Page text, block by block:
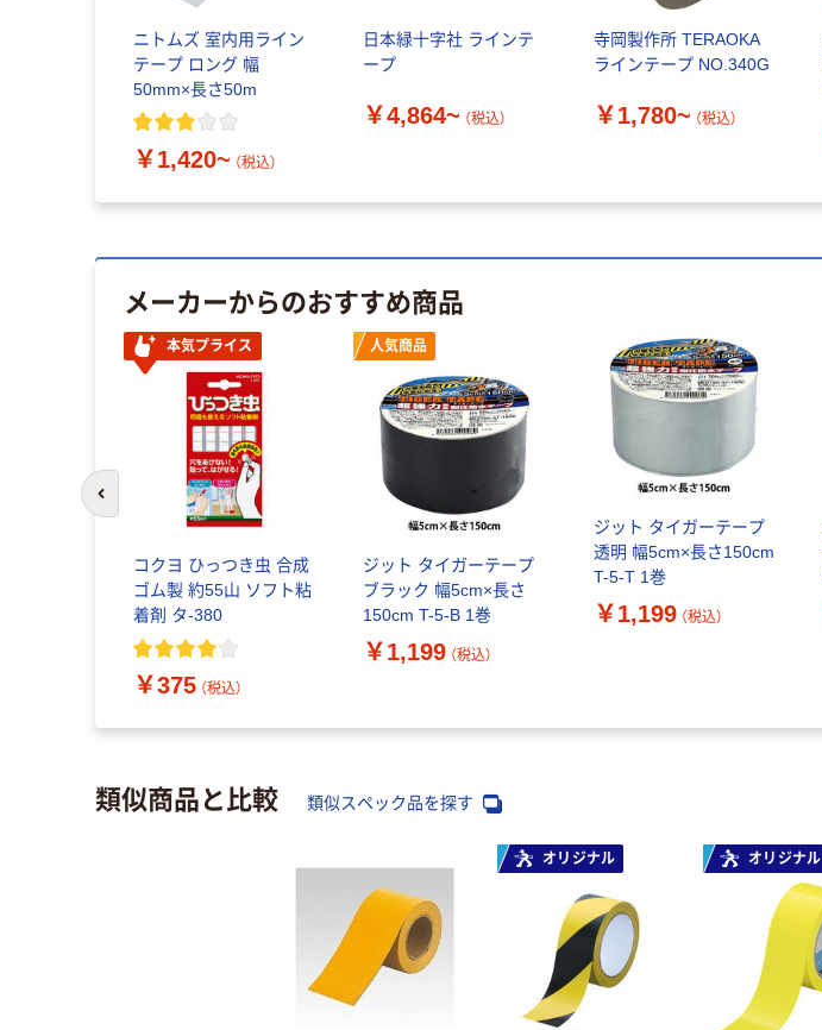
ニトムズ 室内用ライン
テープ ロング 幅
50mm×長さ50m
￥1,420~ （税込）
日本緑十字社 ラインテ
ープ
￥4,864~ （税込）
寺岡製作所 TERAOKA
ラインテープ NO.340G
￥1,780~ （税込）
メーカーからのおすすめ商品
本気プライス
コクヨ ひっつき虫 合成
ゴム製 約55山 ソフト粘
着剤 タ-380
￥375 （税込）
人気商品
ジット タイガーテープ
ブラック 幅5cm×長さ
150cm T-5-B 1巻
￥1,199 （税込）
ジット タイガーテープ
透明 幅5cm×長さ150cm
T-5-T 1巻
￥1,199 （税込）
前のスライドへ
類似商品と比較 類似スペック品を探す
オリジナル オリジナル